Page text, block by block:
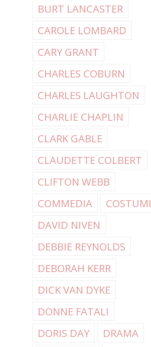
BURT LANCASTER
CAROLE LOMBARD
CARY GRANT
CHARLES COBURN
CHARLES LAUGHTON
CHARLIE CHAPLIN
CLARK GABLE
CLAUDETTE COLBERT
CLIFTON WEBB
COMMEDIA
COSTUMI
DAVID NIVEN
DEBBIE REYNOLDS
DEBORAH KERR
DICK VAN DYKE
DONNE FATALI
DORIS DAY
DRAMA